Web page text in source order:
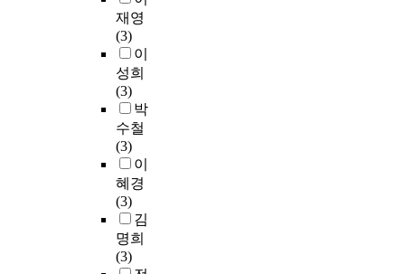
재영
(3)
이
성희
(3)
박
수철
(3)
이
혜경
(3)
김
명희
(3)